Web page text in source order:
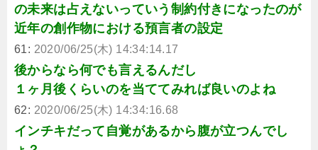
の未来は占えないっていう制約付きになったのが
近年の創作物における預言者の設定
61: 2020/06/25(木) 14:34:14.17
後からなら何でも言えるんだし
１ヶ月後くらいのを当ててみれば良いのよね
62: 2020/06/25(木) 14:34:16.68
インチキだって自覚があるから腹が立つんでし